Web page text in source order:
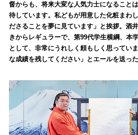
督からも、将来大変な人気力士になること
待しています。私どもが用意した化粧まわ
ださることを夢に見ています」と挨拶。酒
きからレギュラーで、第99代学生横綱、本
として、非常にうれしく頼もしく思ってい
な成績を残してください」とエールを送った